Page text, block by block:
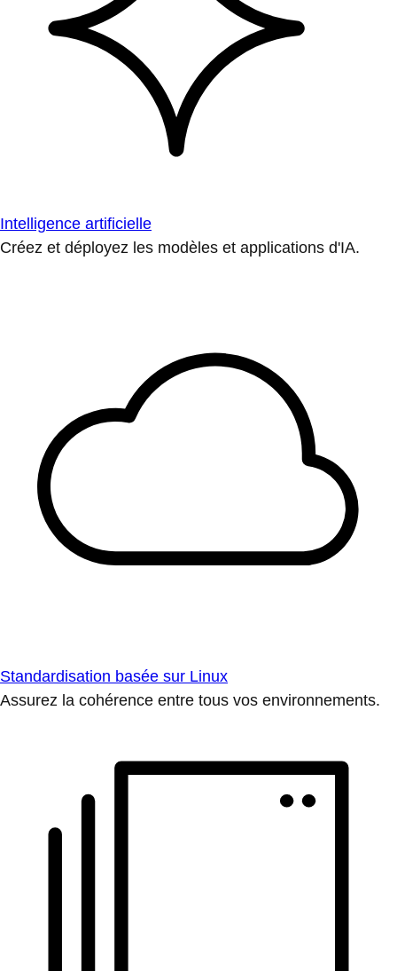
Intelligence artificielle
Créez et déployez les modèles et applications d'IA.
Standardisation basée sur Linux
Assurez la cohérence entre tous vos environnements.